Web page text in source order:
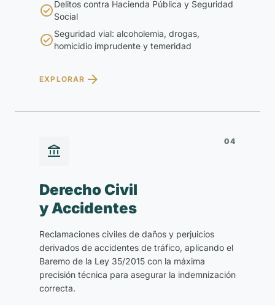
Delitos contra Hacienda Pública y Seguridad
Social
Seguridad vial: alcoholemia, drogas,
homicidio imprudente y temeridad
EXPLORAR 

04
Derecho Civil
y Accidentes
Reclamaciones civiles de daños y perjuicios
derivados de accidentes de tráfico, aplicando el
Baremo de la Ley 35/2015 con la máxima
precisión técnica para asegurar la indemnización
correcta.